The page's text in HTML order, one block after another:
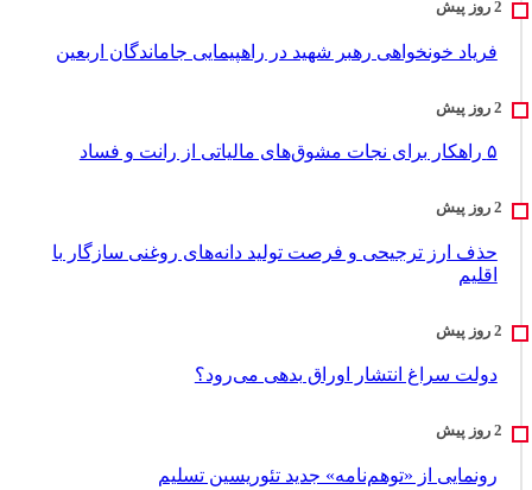
فریاد خونخواهی رهبر شهید در راهپیمایی جاماندگان اربعین
۵ راهکار برای نجات مشوق‌های مالیاتی از رانت و فساد
حذف ارز ترجیحی و فرصت تولید دانه‌های روغنی سازگار با
اقلیم
دولت سراغ انتشار اوراق بدهی می‌رود؟
رونمایی از «توهم‌نامه» جدید تئور‌یسین تسلیم